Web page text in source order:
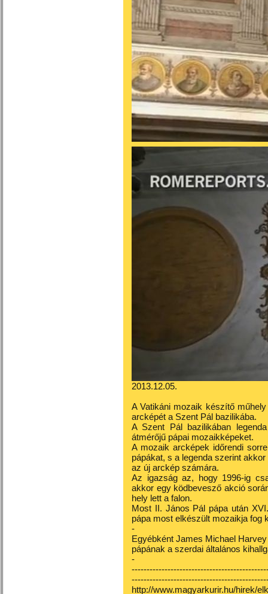
2013.12.05.
A Vatikáni mozaik készítő
arcképét a Szent Pál bazilikába.
A Szent Pál bazilikában
átmérőjű pápai mozaikképeket.
A mozaik arcképek időrendi
pápákat, s a legenda szerint
az új arckép számára.
Az igazság az, hogy 1996-ig
akkor egy ködbevesző akció
hely lett a falon.
Most II. János Pál pápa után
pápa most elkészült mozaikja fog
-
Egyébként James Michael
pápának a szerdai általános
-
http://www.magyarkurir.hu/hirek/